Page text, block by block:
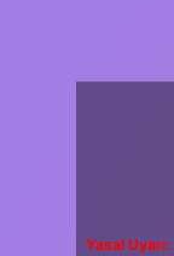
Yasal Uyarı: